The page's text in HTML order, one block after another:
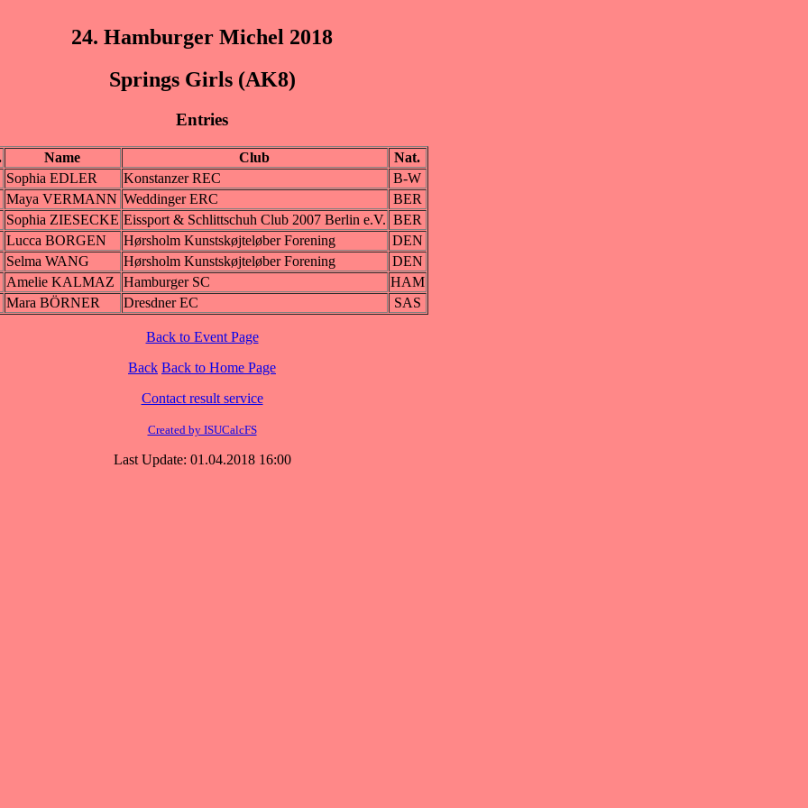
24. Hamburger Michel 2018
Springs Girls (AK8)
Entries
Name Club
Nat.
Sophia EDLER Konstanzer REC
B-W
Maya VERMANN Weddinger ERC
BER
Sophia ZIESECKE Eissport & Schlittschuh Club 2007 Berlin e.V. BER
Lucca BORGEN Hørsholm Kunstskøjteløber Forening
DEN
Selma WANG Hørsholm Kunstskøjteløber Forening
DEN
Amelie KALMAZ Hamburger SC
HAM
Mara BÖRNER Dresdner EC SAS
Back to Event Page
Back Back to Home Page
Contact result service
Created by ISUCalcFS
Last Update: 01.04.2018 16:00